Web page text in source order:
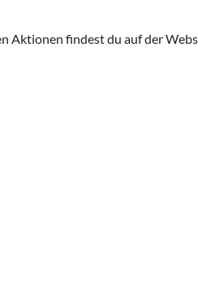
Aktionen findest du auf der